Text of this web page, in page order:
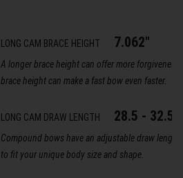
LONG CAM BRACE HEIGHT 7.062"
A longer brace height can offer more
brace height can make a fast bow even faster.
LONG CAM DRAW LENGTH 28.5 - 32.5
Compound bows have an adjustable draw
to fit your unique body size and shape.